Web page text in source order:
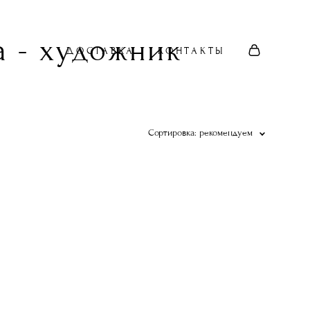
- художник
ДОСТАВКА КОНТАКТЫ
Сортировка: рекомендуем